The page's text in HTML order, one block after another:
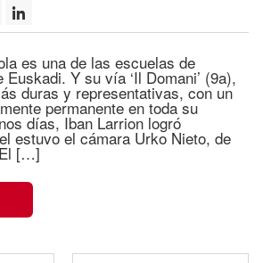
es una de las escuelas de
Y su vía ‘Il Domani’ (9a),
duras y representativas, con un
permanente en toda su
días, Iban Larrion logró
estuvo el cámara Urko Nieto, de
[…]